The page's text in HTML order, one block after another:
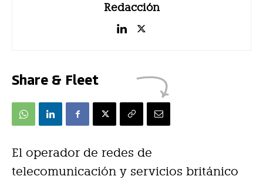
Redacción
Share & Fleet
El operador de redes de
telecomunicación y servicios británico